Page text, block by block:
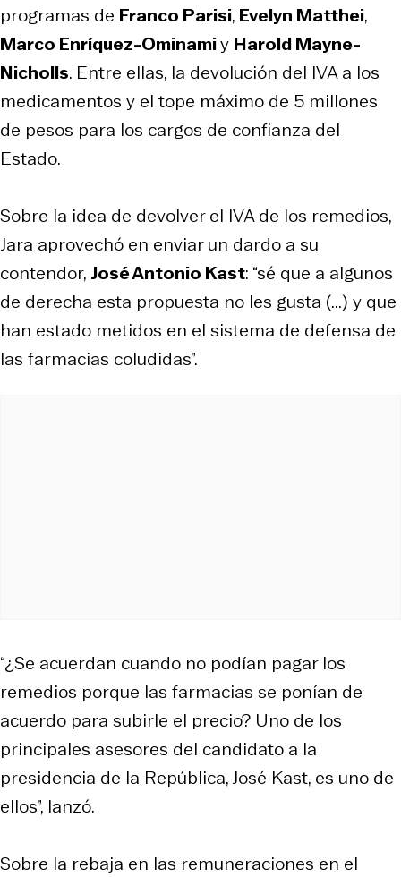
programas de Franco Parisi, Evelyn Matthei,
Marco Enríquez-Ominamiy Harold Mayne-
Nicholls. Entre ellas, la devolución del IVA a los
medicamentos y el tope máximo de 5 millones
de pesos para los cargos de confianza del
Estado.
Sobre la idea de devolver el IVA de los remedios,
Jara aprovechó en enviar un dardo a su
contendor, José Antonio Kast: “sé que a algunos
de derecha esta propuesta no les gusta (...) y que
han estado metidos en el sistema de defensa de
las farmacias coludidas”.
“¿Se acuerdan cuando no podían pagar los
remedios porque las farmacias se ponían de
acuerdo para subirle el precio? Uno de los
principales asesores del candidato a la
presidencia de la República, José Kast, es uno de
ellos”, lanzó.
Sobre la rebaja en las remuneraciones en el